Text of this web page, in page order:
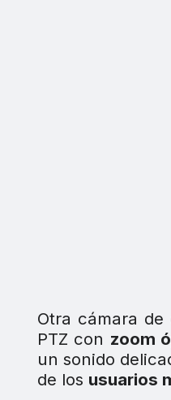
Otra cámara
PTZ con zoom
un sonido
de los usuarios